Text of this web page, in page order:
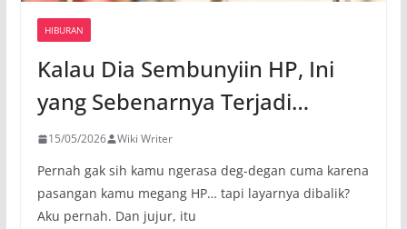
HIBURAN
Kalau Dia Sembunyiin HP, Ini
yang Sebenarnya Terjadi…
15/05/2026 Wiki Writer
Pernah gak sih kamu ngerasa deg-degan cuma karena
pasangan kamu megang HP… tapi layarnya dibalik?
Aku pernah. Dan jujur, itu